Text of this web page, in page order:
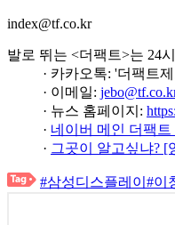
index@tf.co.kr
발로 뛰는 <더팩트>는 24
· 카카오톡: '더팩트
· 이메일:
· 뉴스 홈페이지:
· 네이버 메인 더팩
· 그곳이 알고싶냐?
#삼성디스플레이 #이